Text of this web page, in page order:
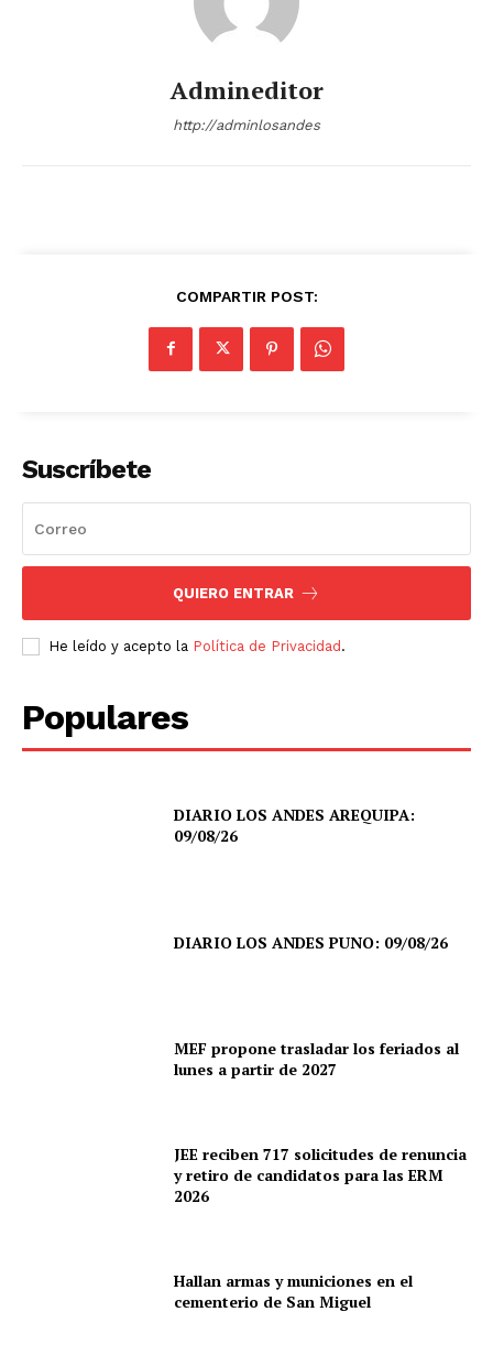
Contacto
Prensa
Admineditor
http://adminlosandes
COMPARTIR POST:
Suscríbete
QUIERO ENTRAR
He leído y acepto la Política de Privacidad.
Populares
DIARIO LOS ANDES AREQUIPA:
09/08/26
DIARIO LOS ANDES PUNO: 09/08/26
MEF propone trasladar los feriados al
lunes a partir de 2027
JEE reciben 717 solicitudes de renuncia
y retiro de candidatos para las ERM
2026
Hallan armas y municiones en el
cementerio de San Miguel